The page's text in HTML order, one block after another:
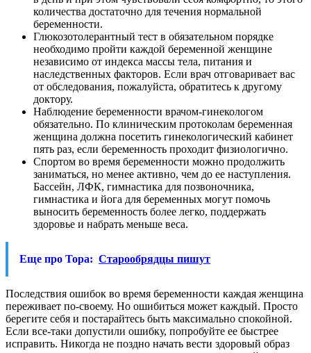
количества достаточно для течения нормальной
беременности.
Глюкозотолерантный тест в обязательном порядке
необходимо пройти каждой беременной женщине
независимо от индекса массы тела, питания и
наследственных факторов. Если врач отговаривает вас
от обследования, пожалуйста, обратитесь к другому
доктору.
Наблюдение беременности врачом-гинекологом
обязательно. По клиническим протоколам беременная
женщина должна посетить гинекологический кабинет
пять раз, если беременность проходит физиологично.
Спортом во время беременности можно продолжить
заниматься, но менее активно, чем до ее наступления.
Бассейн, ЛФК, гимнастика для позвоночника,
гимнастика и йога для беременных могут помочь
выносить беременность более легко, поддержать
здоровье и набрать меньше веса.
Еще про Тора: Старообрядцы пишут
Последствия ошибок во время беременности каждая женщина
переживает по-своему. Но ошибиться может каждый. Просто
берегите себя и постарайтесь быть максимально спокойной.
Если все-таки допустили ошибку, попробуйте ее быстрее
исправить. Никогда не поздно начать вести здоровый образ